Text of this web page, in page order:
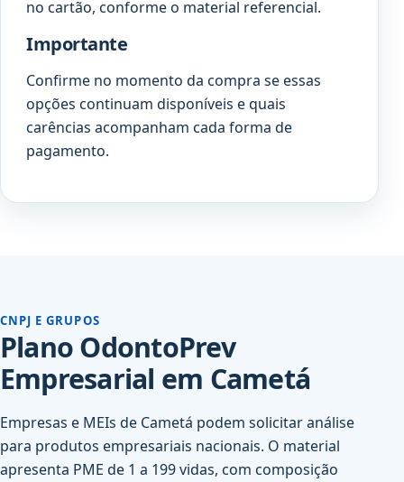
no cartão, conforme o material referencial.
Importante
Confirme no momento da compra se essas
opções continuam disponíveis e quais
carências acompanham cada forma de
pagamento.
CNPJ E GRUPOS
Plano OdontoPrev
Empresarial em Cametá
Empresas e MEIs de Cametá podem solicitar análise
para produtos empresariais nacionais. O material
apresenta PME de 1 a 199 vidas, com composição